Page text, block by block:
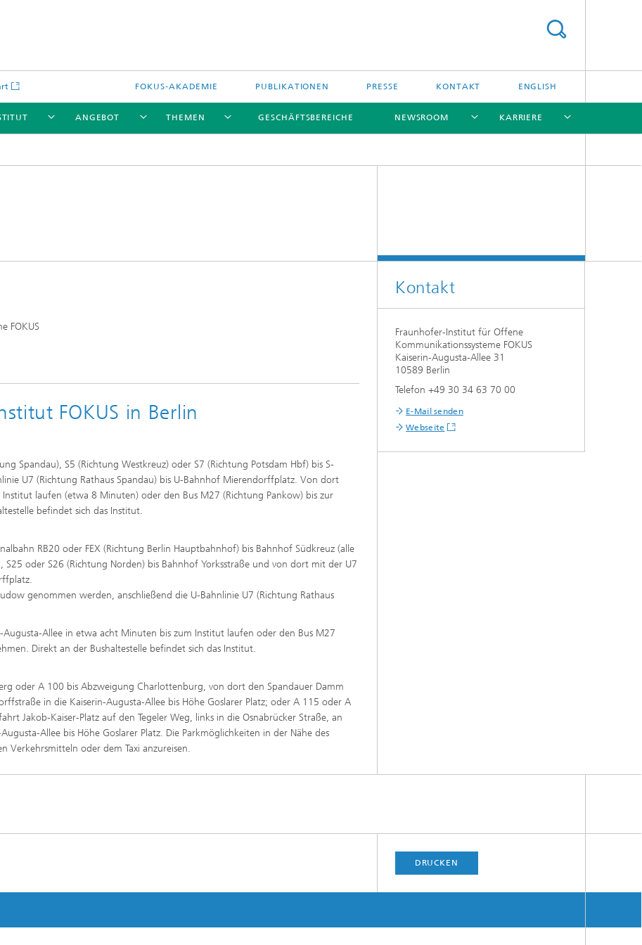
FOKUS-AKADEMIE PUBLIKATIONEN PRESSE KONTAKT ENGLISH
ANGEBOT THEMEN GESCHÄFTSBEREICHE NEWSROOM KARRIERE
FOKUS
FOKUS in Berlin
Spandau), S5 (Richtung Westkreuz) oder S7 (Richtung Potsdam Hbf) bis S-
U7 (Richtung Rathaus Spandau) bis U-Bahnhof Mierendorffplatz. Von dort
laufen (etwa 8 Minuten) oder den Bus M27 (Richtung Pankow) bis zur
befindet sich das Institut.
RB20 oder FEX (Richtung Berlin Hauptbahnhof) bis Bahnhof Südkreuz (alle
oder S26 (Richtung Norden) bis Bahnhof Yorksstraße und von dort mit der U7
genommen werden, anschließend die U-Bahnlinie U7 (Richtung Rathaus
Allee in etwa acht Minuten bis zum Institut laufen oder den Bus M27
Direkt an der Bushaltestelle befindet sich das Institut.
oder A 100 bis Abzweigung Charlottenburg, von dort den Spandauer Damm
in die Kaiserin-Augusta-Allee bis Höhe Goslarer Platz; oder A 115 oder A
Jakob-Kaiser-Platz auf den Tegeler Weg, links in die Osnabrücker Straße, an
Allee bis Höhe Goslarer Platz. Die Parkmöglichkeiten in der Nähe des
oder dem Taxi anzureisen.
Kontakt
Fraunhofer-Institut für Offene
Kommunikationssysteme FOKUS
Kaiserin-Augusta-Allee 31
10589 Berlin
Telefon +49 30 34 63 70 00
E-Mail senden
Webseite
DRUCKEN